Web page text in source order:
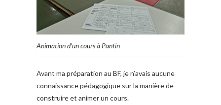
Animation d’un cours à Pantin
Avant ma préparation au BF, je n’avais aucune
connaissance pédagogique sur la manière de
construire et animer un cours.